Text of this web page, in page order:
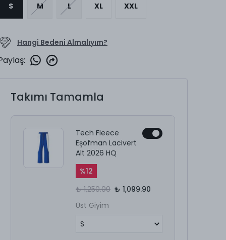
S M L XL XXL
Hangi Bedeni Almalıyım?
:
Takımı Tamamla
Tech Fleece
Eşofman Lacivert
Alt 2026 HQ
%12
₺ 1,250.00 ₺ 1,099.90
Üst Giyim